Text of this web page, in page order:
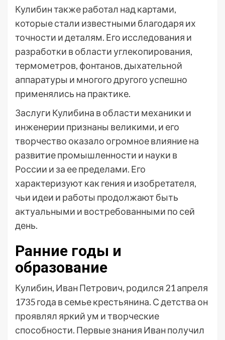
Кулибин также работал над картами,
которые стали известными благодаря их
точности и деталям. Его исследования и
разработки в области углекопирования,
термометров, фонтанов, дыхательной
аппаратуры и многого другого успешно
применялись на практике.
Заслуги Кулибина в области механики и
инженерии признаны великими, и его
творчество оказало огромное влияние на
развитие промышленности и науки в
России и за ее пределами. Его
характеризуют как гения и изобретателя,
чьи идеи и работы продолжают быть
актуальными и востребованными по сей
день.
Ранние годы и
образование
Кулибин, Иван Петрович, родился 21 апреля
1735 года в семье крестьянина. С детства он
проявлял яркий ум и творческие
способности. Первые знания Иван получил